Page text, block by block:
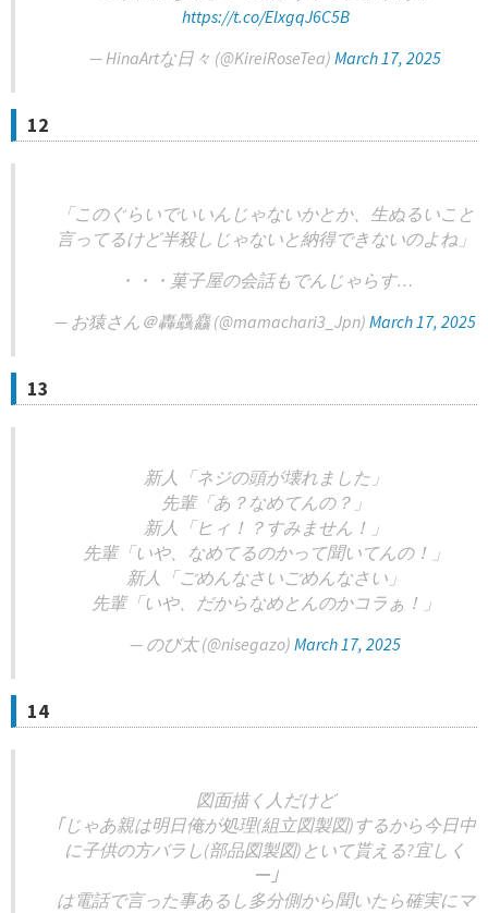
https://t.co/ElxgqJ6C5B
— HinaArtな日々 (@KireiRoseTea) March 17, 2025
12
「このぐらいでいいんじゃないかとか、生ぬるいこと
言ってるけど半殺しじゃないと納得できないのよね」
・・・菓子屋の会話もでんじゃらす…
— お猿さん＠轟驫麤 (@mamachari3_Jpn) March 17, 2025
13
新人「ネジの頭が壊れました」
先輩「あ？なめてんの？」
新人「ヒィ！？すみません！」
先輩「いや、なめてるのかって聞いてんの！」
新人「ごめんなさいごめんなさい」
先輩「いや、だからなめとんのかコラぁ！」
— のび太 (@nisegazo) March 17, 2025
14
図面描く人だけど
｢じゃあ親は明日俺が処理(組立図製図)するから今日中
に子供の方バラし(部品図製図)といて貰える?宜しく
ー｣
は電話で言った事あるし多分側から聞いたら確実にマ